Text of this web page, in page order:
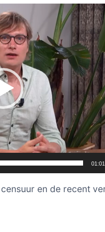
en de recent